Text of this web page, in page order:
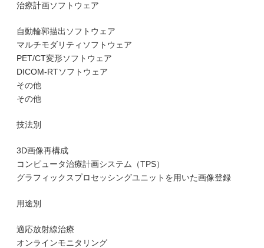
治療計画ソフトウェア
自動輪郭描出ソフトウェア
マルチモダリティソフトウェア
PET/CT変形ソフトウェア
DICOM-RTソフトウェア
その他
その他
技法別
3D画像再構成
コンピュータ治療計画システム（TPS）
グラフィックスプロセッシングユニットを用いた画像登録
用途別
適応放射線治療
オンラインモニタリング